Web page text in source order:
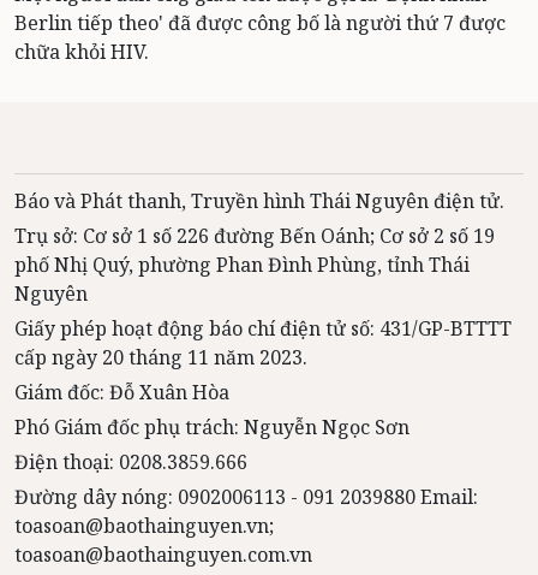
Berlin tiếp theo' đã được công bố là người thứ 7 được
chữa khỏi HIV.
Báo và Phát thanh, Truyền hình Thái Nguyên điện tử.
Trụ sở: Cơ sở 1 số 226 đường Bến Oánh; Cơ sở 2 số 19
phố Nhị Quý, phường Phan Đình Phùng, tỉnh Thái
Nguyên
Giấy phép hoạt động báo chí điện tử số: 431/GP-BTTTT
cấp ngày 20 tháng 11 năm 2023.
Giám đốc: Đỗ Xuân Hòa
Phó Giám đốc phụ trách: Nguyễn Ngọc Sơn
Điện thoại: 0208.3859.666
Đường dây nóng: 0902006113 - 091 2039880 Email:
toasoan@baothainguyen.vn;
toasoan@baothainguyen.com.vn